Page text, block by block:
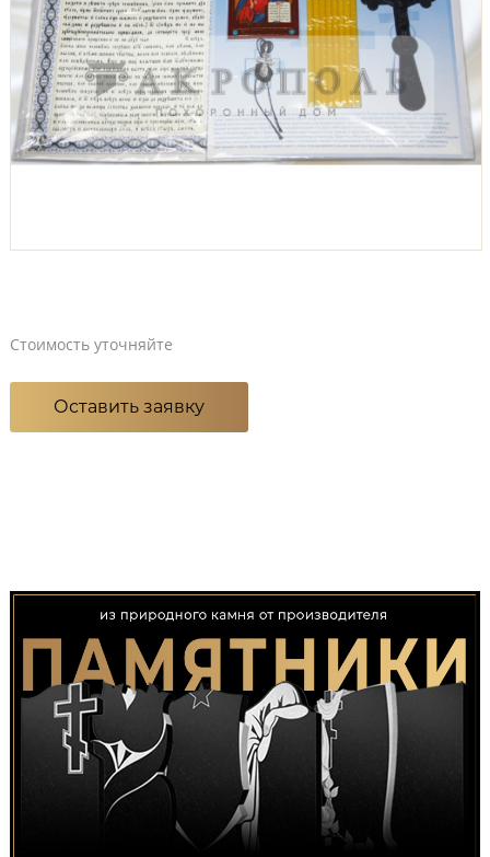
Стоимость уточняйте
Оставить заявку